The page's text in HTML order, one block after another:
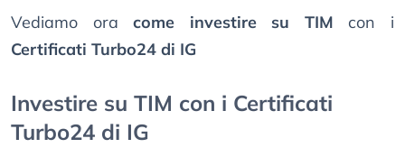
Vediamo oracome investire su TIM con i
Certificati Turbo24 di IG
Investire su TIM con i Certificati
Turbo24 di IG